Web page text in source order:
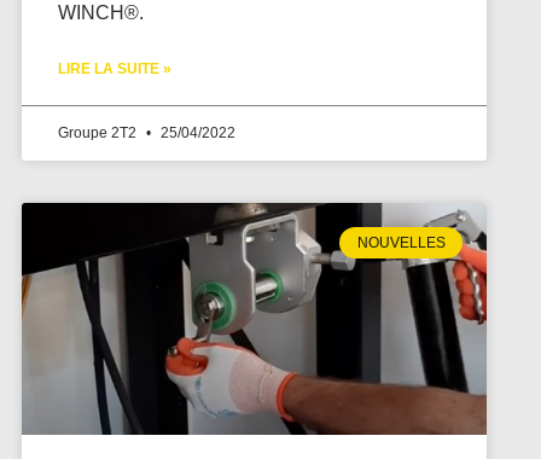
WINCH®.
LIRE LA SUITE »
Groupe 2T2 25/04/2022
NOUVELLES